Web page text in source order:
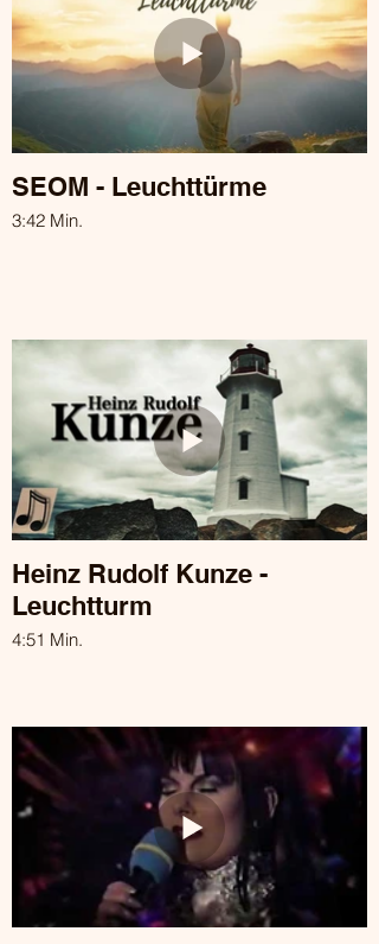
SEOM - Leuchttürme
3:42 Min.
Heinz Rudolf Kunze -
Leuchtturm
4:51 Min.